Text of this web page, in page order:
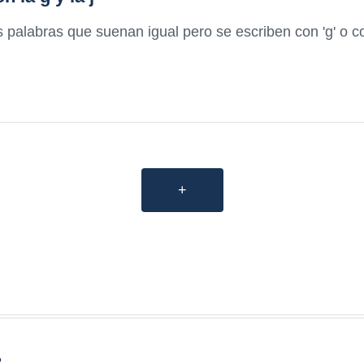
que suenan igual pero se escriben con 'g' o
+